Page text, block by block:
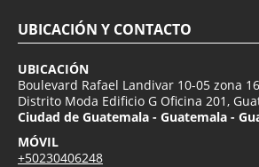
UBICACIÓN Y CONTACTO
UBICACIÓN
Boulevard Rafael Landivar 10-05 zona
Distrito Moda Edificio G Oficina 201,
Ciudad de Guatemala - Guatemala -
MÓVIL
+50230406248